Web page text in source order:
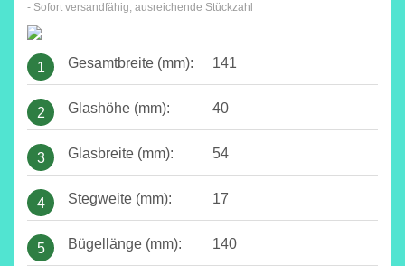
- Sofort versandfähig, ausreichende Stückzahl
1 Gesamtbreite (mm): 141
2 Glashöhe (mm): 40
3 Glasbreite (mm): 54
4 Stegweite (mm): 17
5 Bügellänge (mm): 140